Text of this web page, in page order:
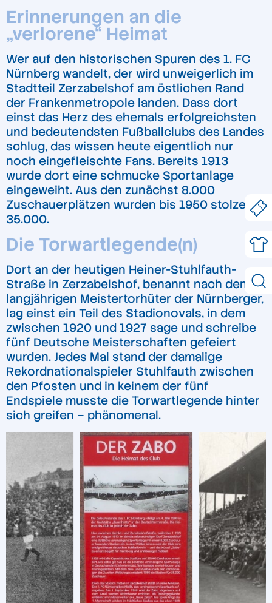
Erinnerungen an die
„verlorene“ Heimat
Wer auf den historischen Spuren des 1. FC
Nürnberg wandelt, der wird unweigerlich im
Stadtteil Zerzabelshof am östlichen Rand
der Frankenmetropole landen. Dass dort
einst das Herz des ehemals erfolgreichsten
und bedeutendsten Fußballclubs des Landes
schlug, das wissen heute eigentlich nur
noch eingefleischte Fans. Bereits 1913
wurde dort eine schmucke Sportanlage
eingeweiht. Aus den zunächst 8.000
Zuschauerplätzen wurden bis 1950 stolze
35.000.
Die Torwartlegende(n)
Dort an der heutigen Heiner-Stuhlfauth-
Straße in Zerzabelshof, benannt nach dem
langjährigen Meistertorhüter der Nürnberger,
lag einst ein Teil des Stadionovals, in dem
zwischen 1920 und 1927 sage und schreibe
fünf Deutsche Meisterschaften gefeiert
wurden. Jedes Mal stand der damalige
Rekordnationalspieler Stuhlfauth zwischen
den Pfosten und in keinem der fünf
Endspiele musste die Torwartlegende hinter
sich greifen – phänomenal.